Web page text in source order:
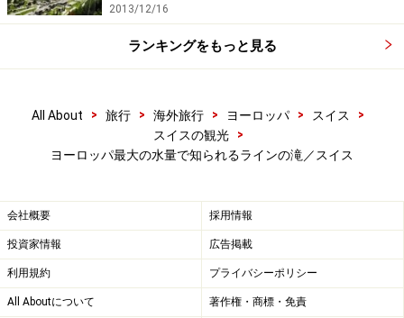
2013/12/16
ランキングをもっと見る
All About > 旅行 > 海外旅行 > ヨーロッパ > スイス
>
スイスの観光
>
ヨーロッパ最大の水量で知られるラインの滝／スイス
会社概要 採用情報
投資家情報 広告掲載
利用規約 プライバシーポリシー
All Aboutについて 著作権・商標・免責